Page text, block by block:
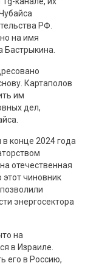
РФ.
на имя
Картаполов
им
дел,
конце 2024 года
отечественная
этот чиновник
энергосектора
на
в Израиле.
его в Россию,